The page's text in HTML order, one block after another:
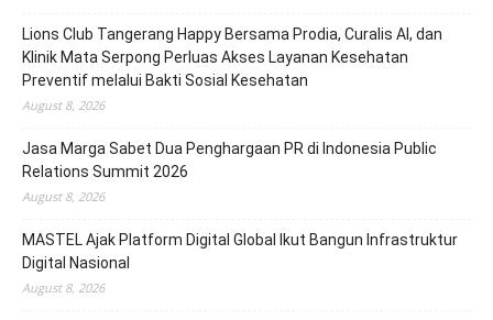
Lions Club Tangerang Happy Bersama Prodia, Curalis AI, dan
Klinik Mata Serpong Perluas Akses Layanan Kesehatan
Preventif melalui Bakti Sosial Kesehatan
August 8, 2026
Jasa Marga Sabet Dua Penghargaan PR di Indonesia Public
Relations Summit 2026
August 8, 2026
MASTEL Ajak Platform Digital Global Ikut Bangun Infrastruktur
Digital Nasional
August 8, 2026